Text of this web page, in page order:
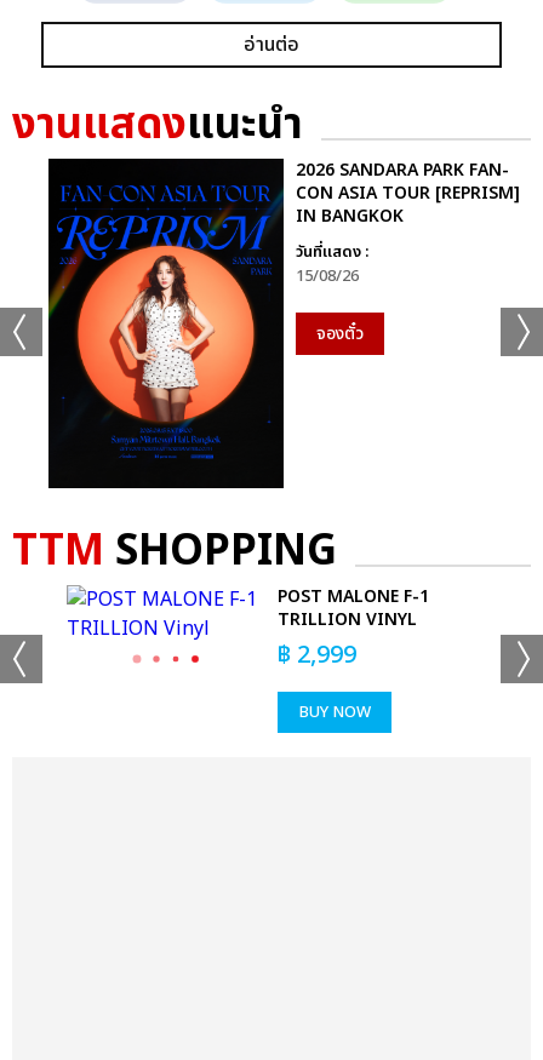
อ่านต่อ
งานแสดงแนะนำ
2026 SANDARA PARK FAN-
CON ASIA TOUR [REPRISM]
IN BANGKOK
วันที่แสดง :
15/08/26
จองตั๋ว
TTM SHOPPING
POST MALONE F-1
TRILLION VINYL
฿ 2,999
BUY NOW